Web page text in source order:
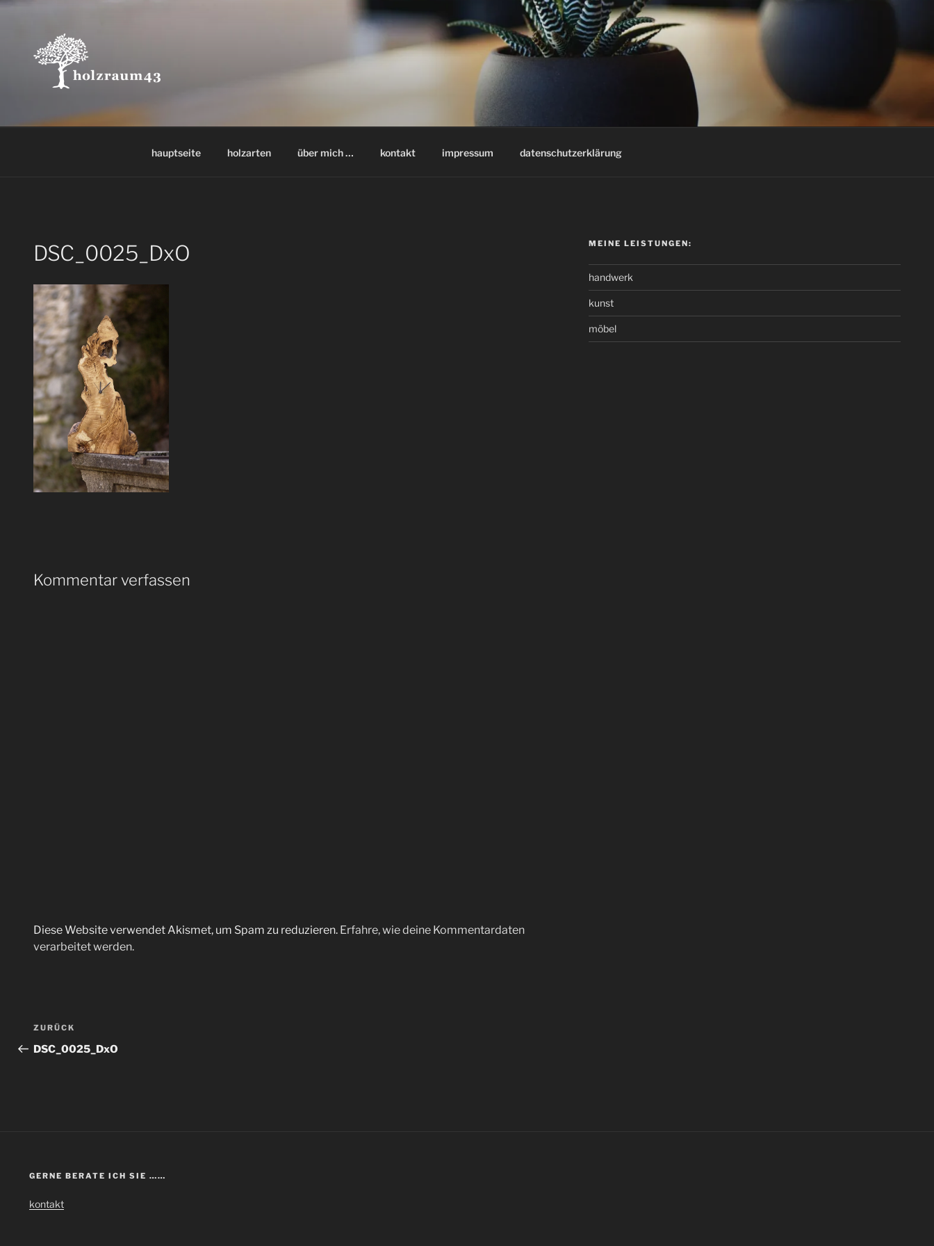
Zum
hauptseite holzarten über mich … kontakt impressum datenschutzerklärung
DSC_0025_DxO
Kommentar verfassen
Diese Website verwendet Akismet, um Spam zu reduzieren. Erfahre, wie deine Kommentardaten
verarbeitet werden.
Beitragsnavigation
Vorheriger
Beitrag
ZURÜCK
DSC_0025_DxO
MEINE LEISTUNGEN:
handwerk
kunst
möbel
GERNE BERATE ICH SIE ……
kontakt